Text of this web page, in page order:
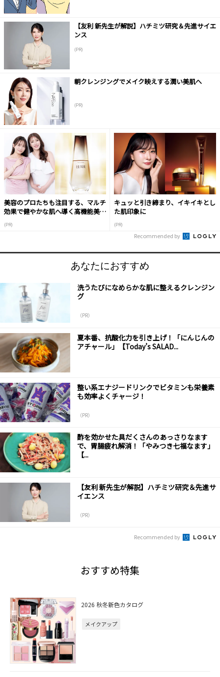
【友利 新先生が解説】ハチミツ研究＆先進サイエ
ンス
(PR)
朝クレンジングでメイク映えする潤い美肌へ
(PR)
美容のプロたちも注目する、マルチ
効果で健やかな肌へ導く高機能美容
(PR)
キュッと引き締まり、イキイキとし
た肌印象に
(PR)
Recommended by
あなたにおすすめ
洗うたびになめらかな肌に整えるクレンジン
グ
（PR）
夏本番、抗酸化力を引き上げ！「にんじんの
アチャール」【Today’s SALAD...
整い系エナジードリンクでビタミンも栄養素
も効率よくチャージ！
（PR）
酢を効かせた具だくさんのあっさりなます
で、胃腸疲れ解消！「やみつき七福なます」
【...
【友利 新先生が解説】ハチミツ研究＆先進サ
イエンス
（PR）
Recommended by
おすすめ特集
2026 秋冬新色カタログ
メイクアップ